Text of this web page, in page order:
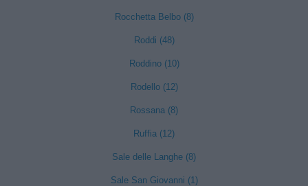
Rocchetta Belbo (8)
Roddi (48)
Roddino (10)
Rodello (12)
Rossana (8)
Ruffia (12)
Sale delle Langhe (8)
Sale San Giovanni (1)